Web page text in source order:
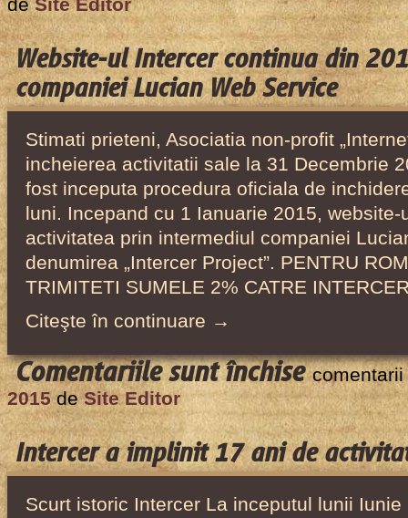
a
implinit
18
ani
activitate!
de Site Editor
Website-ul Intercer continua din
companiei Lucian Web Service
Stimati prieteni, Asociatia non-profit
incheierea activitatii sale la 31 Decembrie
fost inceputa procedura oficiala de
luni. Incepand cu 1 Ianuarie 2015,
activitatea prin intermediul companiei
denumirea „Intercer Project”. PENTRU
TRIMITETI SUMELE 2% CATRE
Citeşte în continuare →
Comentariile sunt închisepentru
Website-
ul
Intercer
continua
din
2015 de Site Editor
Intercer a implinit 17 ani de
Scurt istoric Intercer La inceputul lunii